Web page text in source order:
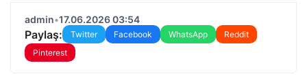
admin•17.06.2026 03:54
Paylaş: Twitter Facebook WhatsApp
Reddit
Pinterest